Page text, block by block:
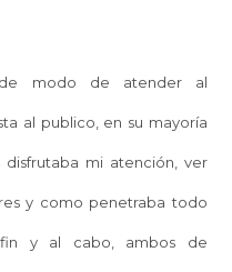
de modo de atender al
al publico, en su mayoría
mi atención, ver
y como penetraba todo
y al cabo, ambos de